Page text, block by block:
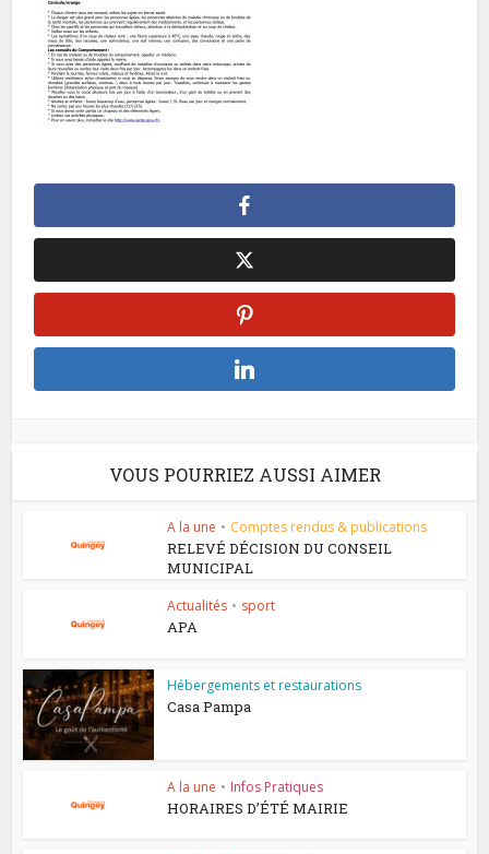
VOUS POURRIEZ AUSSI AIMER
A la une • Comptes rendus & publications
RELEVÉ DÉCISION DU CONSEIL
MUNICIPAL
Actualités • sport
APA
Hébergements et restaurations
Casa Pampa
A la une • Infos Pratiques
HORAIRES D’ÉTÉ MAIRIE